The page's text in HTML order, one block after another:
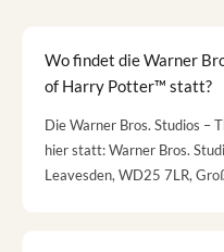
Wo findet die Warner
of Harry Potter™ statt?
Die Warner Bros. Studios –
hier statt: Warner Bros.
Leavesden, WD25 7LR,